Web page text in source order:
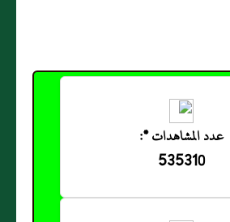
عدد المشاهدات *:
535310